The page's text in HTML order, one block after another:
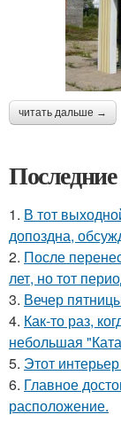
читать дальше →
1. В тот
допоздна,
2. После
лет, но тот
3. Вечер
4. Как-то раз,
небольшая
5. Этот
6. Главное
расположение.